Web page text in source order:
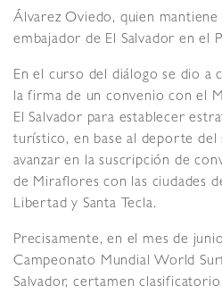
Álvarez Oviedo, quien mantiene
embajador de El Salvador en el
En el curso del diálogo se dio a
la firma de un convenio con el
El Salvador para establecer
turístico, en base al deporte del
avanzar en la suscripción de
de Miraflores con las ciudades
Libertad y Santa Tecla.
Precisamente, en el mes de
Campeonato Mundial World
Salvador, certamen clasificatorio